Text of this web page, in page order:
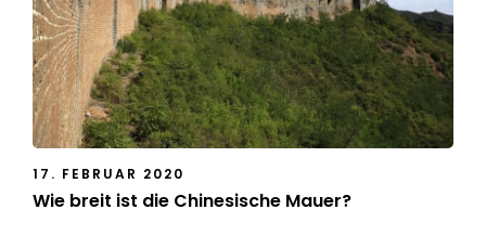
17. FEBRUAR 2020
Wie breit ist die Chinesische Mauer?